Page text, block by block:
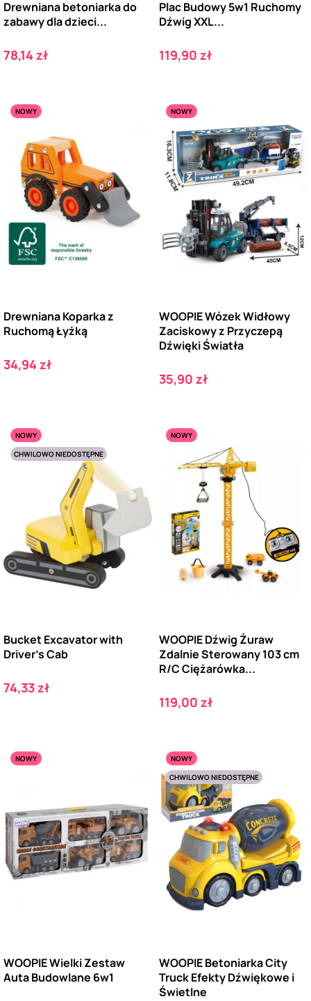
Drewniana betoniarka do
zabawy dla dzieci...
Cena
78,14 zł
Plac Budowy 5w1 Ruchomy
Dźwig XXL...
Cena
119,90 zł
NOWY
Drewniana Koparka z
Ruchomą Łyżką
Cena
34,94 zł
NOWY
WOOPIE Wózek Widłowy
Zaciskowy z Przyczepą
Dźwięki Światła
Cena
35,90 zł
NOWY
CHWILOWO NIEDOSTĘPNE
Bucket Excavator with
Driver's Cab
Cena
74,33 zł
NOWY
WOOPIE Dźwig Żuraw
Zdalnie Sterowany 103 cm
R/C Ciężarówka...
Cena
119,00 zł
NOWY
WOOPIE Wielki Zestaw
Auta Budowlane 6w1
NOWY
CHWILOWO NIEDOSTĘPNE
WOOPIE Betoniarka City
Truck Efekty Dźwiękowe i
Świetlne